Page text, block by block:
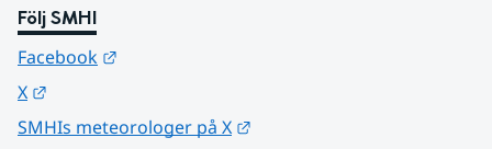
Följ SMHI
Facebook
X
SMHIs meteorologer på X